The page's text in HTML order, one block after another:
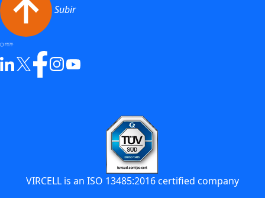
Subir
VIRCELL is an ISO 13485:2016 certified company